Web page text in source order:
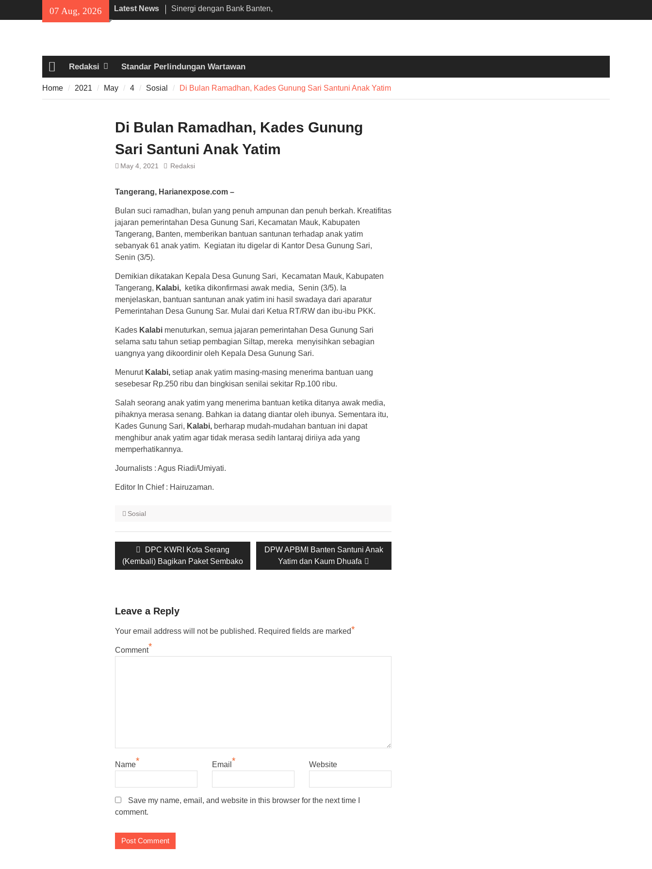
07 Aug, 2026 Latest News
Sinergi dengan Bank Banten,
Pemkot Cilegon Dorong Efisiensi
Irigasi Bersih Kementerian PU
Da’i Indonesia Akan Dikirim MUI ke
Al-Azhar dan Madinah Lewat
Program PWD 2026
HomeRedaksi Standar Perlindungan Wartawan
Home 2021 May 4 Sosial Di Bulan Ramadhan, Kades Gunung Sari Santuni Anak Yatim
Di Bulan Ramadhan, Kades Gunung
Sari Santuni Anak Yatim
May 4, 2021 Redaksi
Tangerang, Harianexpose.com –
Bulan suci ramadhan, bulan yang penuh ampunan dan penuh berkah. Kreatifitas
jajaran pemerintahan Desa Gunung Sari, Kecamatan Mauk, Kabupaten
Tangerang, Banten, memberikan bantuan santunan terhadap anak yatim
sebanyak 61 anak yatim. Kegiatan itu digelar di Kantor Desa Gunung Sari,
Senin (3/5).
Demikian dikatakan Kepala Desa Gunung Sari, Kecamatan Mauk, Kabupaten
Tangerang, Kalabi, ketika dikonfirmasi awak media, Senin (3/5). Ia
menjelaskan, bantuan santunan anak yatim ini hasil swadaya dari aparatur
Pemerintahan Desa Gunung Sar. Mulai dari Ketua RT/RW dan ibu-ibu PKK.
Kades Kalabi menuturkan, semua jajaran pemerintahan Desa Gunung Sari
selama satu tahun setiap pembagian Siltap, mereka menyisihkan sebagian
uangnya yang dikoordinir oleh Kepala Desa Gunung Sari.
Menurut Kalabi, setiap anak yatim masing-masing menerima bantuan uang
sesebesar Rp.250 ribu dan bingkisan senilai sekitar Rp.100 ribu.
Salah seorang anak yatim yang menerima bantuan ketika ditanya awak media,
pihaknya merasa senang. Bahkan ia datang diantar oleh ibunya. Sementara itu,
Kades Gunung Sari, Kalabi, berharap mudah-mudahan bantuan ini dapat
menghibur anak yatim agar tidak merasa sedih lantaraj diriiya ada yang
memperhatikannya.
Journalists : Agus Riadi/Umiyati.
Editor In Chief : Hairuzaman.
Sosial
Post
navigation
Previous
post:
DPC KWRI Kota Serang
(Kembali) Bagikan Paket Sembako
Next
post:
DPW APBMI Banten Santuni Anak
Yatim dan Kaum Dhuafa
Leave a Reply
Your email address will not be published. Required fields are marked*
Comment*
Name* Email * Website
Save my name, email, and website in this browser for the next time I
comment.